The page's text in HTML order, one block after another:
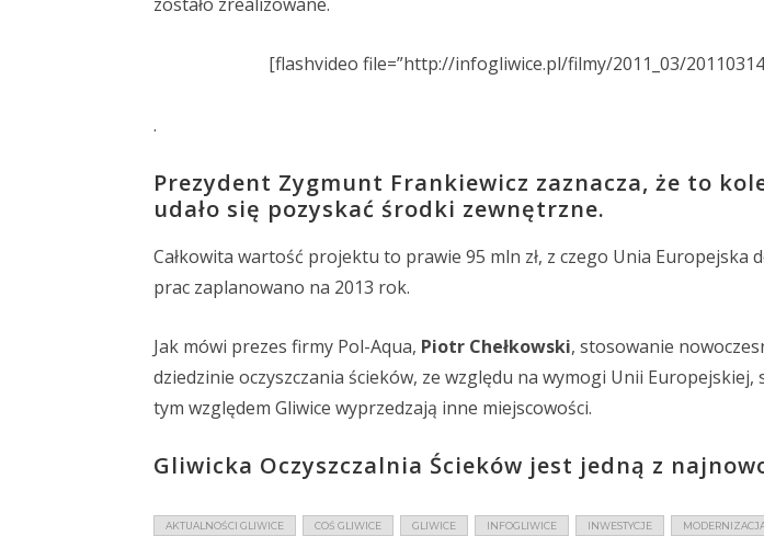
[flashvideo file=”http://infogliwice.pl/filmy/2011_03/
.
Prezydent Zygmunt Frankiewicz zaznacza, że to
udało się pozyskać środki zewnętrzne.
Całkowita wartość projektu to prawie 95 mln zł, z czego Unia Europejska
prac zaplanowano na 2013 rok.
Jak mówi prezes firmy Pol-Aqua, Piotr Chełkowski, stosowanie
dziedzinie oczyszczania ścieków, ze względu na wymogi Unii Europejskiej,
tym względem Gliwice wyprzedzają inne miejscowości.
Gliwicka Oczyszczalnia Ścieków jest jedną z
AKTUALNOŚCI GLIWICE COŚ GLIWICE GLIWICE INFOGLIWICE INWESTYCJE